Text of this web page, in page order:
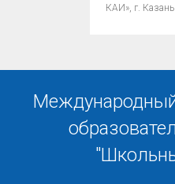
КАИ», г. Казань